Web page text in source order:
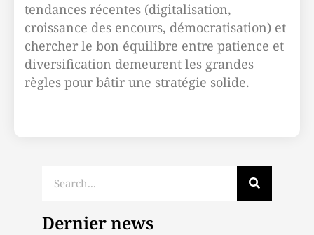
tendances récentes (digitalisation,
croissance des encours, démocratisation) et
chercher le bon équilibre entre patience et
diversification demeurent les grandes
règles pour bâtir une stratégie solide.
Dernier news